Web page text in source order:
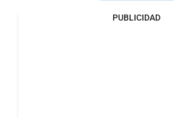
PUBLICIDAD